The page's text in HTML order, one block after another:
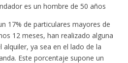
es un hombre de 50 años
17% de particulares mayores de
12 meses, han realizado alguna
ya sea en el lado de la
Este porcentaje supone un